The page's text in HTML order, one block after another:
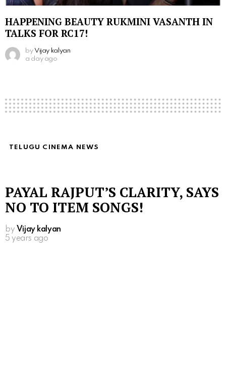
HAPPENING BEAUTY RUKMINI VASANTH IN
TALKS FOR RC17!
by Vijay kalyan
a day ago
TELUGU CINEMA NEWS
PAYAL RAJPUT’S CLARITY, SAYS
NO TO ITEM SONGS!
by Vijay kalyan
5 years ago